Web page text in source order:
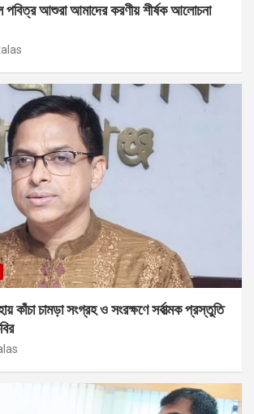
আশুরা আমাদের করণীয় শীর্ষক আলোচনা
চামড়া সংগ্রহ ও সংরক্ষণে সর্বাত্মক প্রস্তুতি